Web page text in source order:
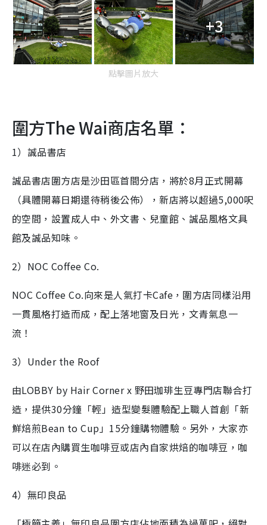
+3
點擊圖片放大
圍方The Wai商店名單：
1）誠品書店
誠品書店圍方店是沙田區首間分店，將於8月正式開幕
（具體開幕日期還待稍後公佈），新店將以超過5,000呎
的空間，設置成人中、外文書、兒童館、誠品風格文具
館及誠品知味。
2）NOC Coffee Co.
NOC Coffee Co.向來是人氣打卡Cafe，圍方店同樣沿用
一貫風格打造而成，配上落地窗及日光，文青氣息一
流！
3）Under the Roof
由LOBBY by Hair Corner x 野田珈琲生豆專門店聯合打
造，提供30分鐘「輕」造型變髮體驗配上職人首創「新
鮮焙煎Bean to Cup」15分鐘購物體驗。另外，大家亦
可以在店內購買生咖啡豆或店內自家烘焙的咖啡豆，咖
啡迷必到。
4）無印良品